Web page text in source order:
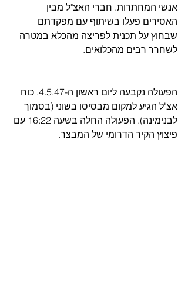
אנשי המחתרות. חברי האצ"ל מבין
האסירים פעלו בשיתוף עם מפקדתם
שבחוץ על תכנית לפריצה מהכלא במטרה
לשחרר רבים מהכלואים.
הפעולה נקבעה ליום ראשון ה-4.5.47. כוח
אצ"ל הגיע למקום מבסיסו בשוני (בסמוך
לבנימינה). הפעולה החלה בשעה 16:22 עם
פיצוץ הקיר הדרומי של המבצר.